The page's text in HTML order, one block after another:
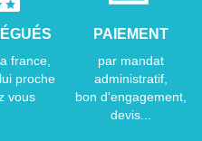
france,
proche
vous
PAIEMENT
par mandat
administratif,
bon d'engagement,
devis...